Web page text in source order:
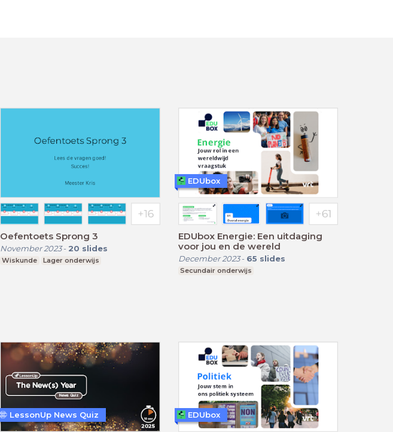
Oefentoets Sprong 3
November 2023- 20 slides
Wiskunde Lager onderwijs
EDUbox Energie: Een uitdaging
voor jou en de wereld
December 2023- 65 slides
Secundair onderwijs
EDUbox
LessonUp News Quiz EDUbox